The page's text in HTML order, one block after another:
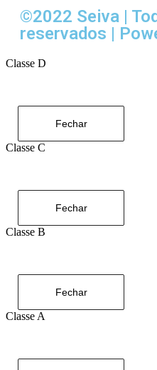
©2022 Seiva |
reservados |
Classe D
Fechar
Classe C
Fechar
Classe B
Fechar
Classe A